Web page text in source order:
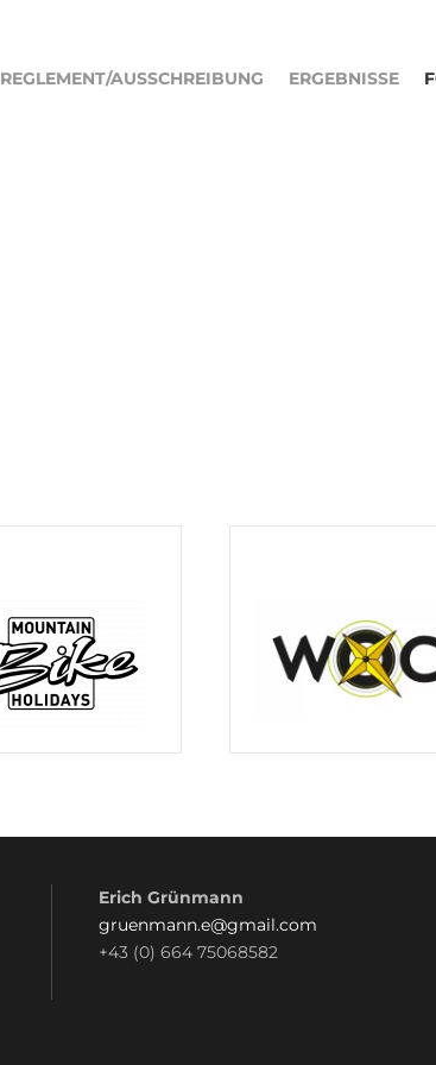
REGLEMENT/AUSSCHREIBUNG ERGEBNISSE
Erich Grünmann
gruenmann.e@gmail.com
+43 (0) 664 75068582